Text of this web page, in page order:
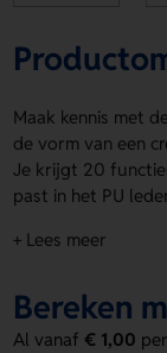
Maak kennis met
de vorm van een
Je krijgt 20
past in het PU
Hoes, Voorzijde,
Voordelen
+ Lees meer
Bereken
Al vanaf€ 1,00